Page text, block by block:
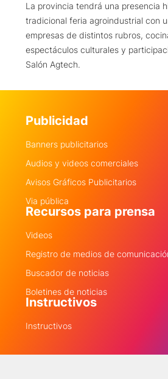
La provincia tendrá una presencia
tradicional feria agroindustrial con
empresas de distintos rubros,
espectáculos culturales y
Salón Agtech.
Publicidad
Banners publicitarios
Audios y videos comerciales
Avisos Gráficos Publicitarios
Via pública
Recursos para prensa
Videos
Registro de medios de
Buscador de noticias
Boletines de noticias
Instructivos
Instructivos